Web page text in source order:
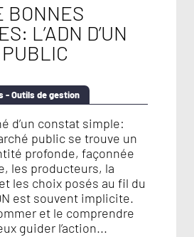
BONNES
L’ADN D’UN
- Outils de gestion
d’un constat simple:
public se trouve un
profonde, façonnée
les producteurs, la
les choix posés au fil du
est souvent implicite.
et le comprendre
guider l’action...